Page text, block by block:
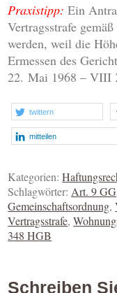
Praxistipp: Ein
Vertragsstrafe
werden, weil die
Ermessen des
22. Mai 1968 – VIII
twittern
mitteilen
Kategorien:
Schlagwörter: Art. 9 GG
Gemeinschaftsordnung,
Vertragsstrafe,
348 HGB
Schreiben